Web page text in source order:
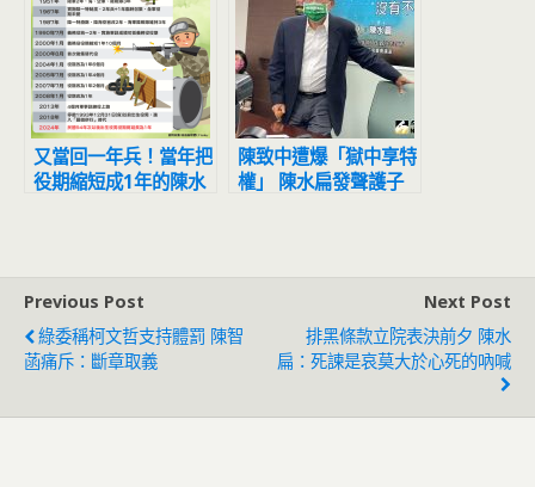
又當回一年兵！當年把
役期縮短成1年的陳水
陳致中遭爆「獄中享特
權」 陳水扁發聲護子
Previous Post
綠委稱柯文哲支持體罰 陳智
菡痛斥：斷章取義
Next Post
排黑條款立院表決前夕 陳水
扁：死諫是哀莫大於心死的吶喊